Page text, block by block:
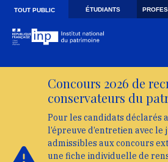
Skip to main navigation
Aller au contenu principal
TOUT PUBLIC ÉTUDIANTS
Concours 2026 de
conservateurs du
Pour les candidats déclarés
l’épreuve d’entretien avec le
admissibles aux concours
une fiche individuelle de